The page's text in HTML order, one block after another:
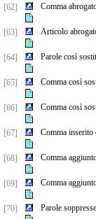
[62] Comma
[63] Articolo
[64] Parole così
[65] Comma così
[66] Comma così
[67] Comma inserito
[68] Comma
[69] Comma
[70] Parole